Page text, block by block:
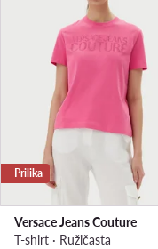
Prilika
Versace Jeans Couture
T-shirt · Ružičasta